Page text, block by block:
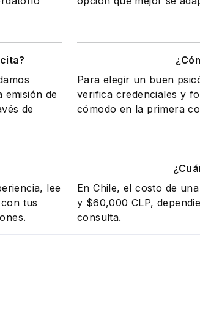
de
de
Para elegir un buen
verifica credenciales y
cómodo en la primera
lee
tus
En Chile, el costo de
y $60,000 CLP,
consulta.